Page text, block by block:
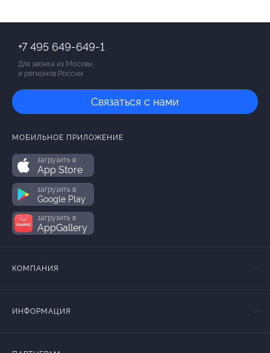
+7 495 649-649-1
Для звонка из Москвы
и регионов России
Связаться с нами
МОБИЛЬНОЕ ПРИЛОЖЕНИЕ
загрузить в
App Store
загрузить в
Google Play
загрузить в
AppGallery
КОМПАНИЯ
ИНФОРМАЦИЯ